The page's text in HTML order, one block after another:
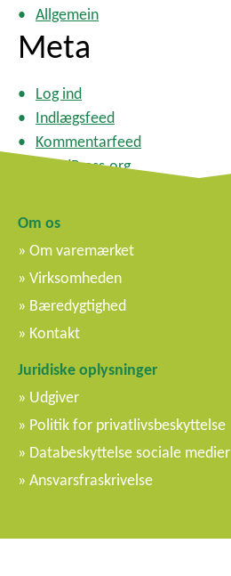
Allgemein
Meta
Log ind
Indlægsfeed
Kommentarfeed
WordPress.org
Om os
Om varemærket
Virksomheden
Bæredygtighed
Kontakt
Juridiske oplysninger
Udgiver
Politik for privatlivsbeskyttelse
Databeskyttelse sociale medier
Ansvarsfraskrivelse